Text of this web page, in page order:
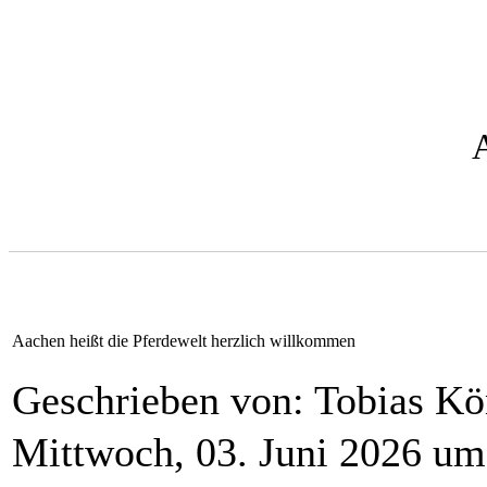
Aachen heißt die Pferdewelt herzlich willkommen
Geschrieben von: Tobias
Mittwoch, 03. Juni 2026